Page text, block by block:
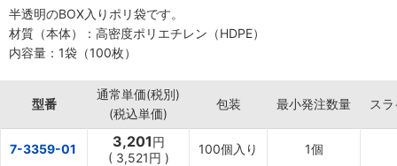
半透明のBOX入りポリ袋です。
材質（本体）：高密度ポリエチレン（HDPE）
内容量：1袋（100枚）
型番
通常単価(税別)
(税込単価)
包装 最小発注数量 ス
7-3359-01 3,201円
( 3,521円 )
100個入り 1個